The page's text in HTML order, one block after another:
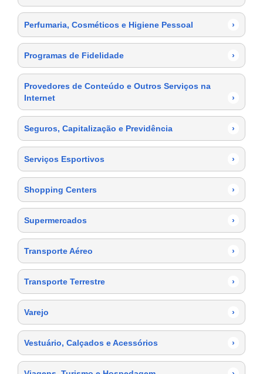
Perfumaria, Cosméticos e Higiene Pessoal ›
Programas de Fidelidade ›
Provedores de Conteúdo e Outros Serviços na
Internet
›
Seguros, Capitalização e Previdência ›
Serviços Esportivos ›
Shopping Centers ›
Supermercados ›
Transporte Aéreo ›
Transporte Terrestre ›
Varejo ›
Vestuário, Calçados e Acessórios ›